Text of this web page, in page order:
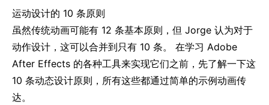
运动设计的 10 条原则
虽然传统动画可能有 12 条基本原则，但 Jorge 认为对于
动作设计，这可以合并到只有 10 条。 在学习 Adobe
After Effects 的各种工具来实现它们之前，先了解一下这
10 条动态设计原则，所有这些都通过简单的示例动画传
达。